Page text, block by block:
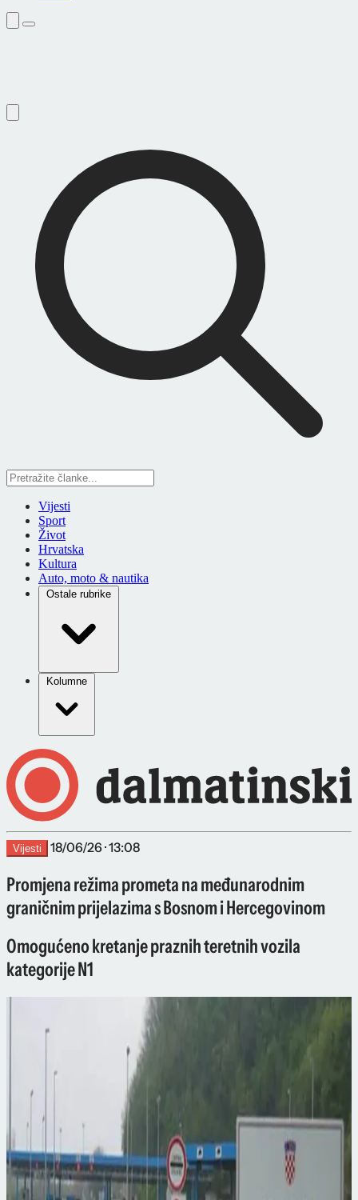
Vijesti
Sport
Život
Hrvatska
Kultura
Auto, moto & nautika
Ostale rubrike
Kolumne
Vijesti 18/06/26 · 13:08
Promjena režima prometa na međunarodnim
graničnim prijelazima s Bosnom i Hercegovinom
Omogućeno kretanje praznih teretnih vozila
kategorije N1